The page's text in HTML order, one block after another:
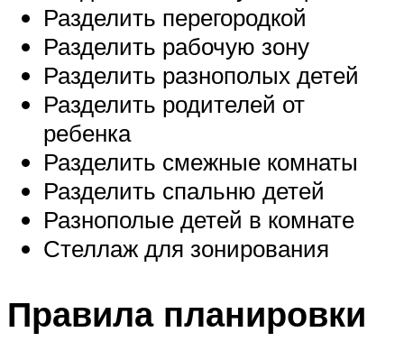
Разделить перегородкой
Разделить рабочую зону
Разделить разнополых детей
Разделить родителей от
ребенка
Разделить смежные комнаты
Разделить спальню детей
Разнополые детей в комнате
Стеллаж для зонирования
Правила планировки